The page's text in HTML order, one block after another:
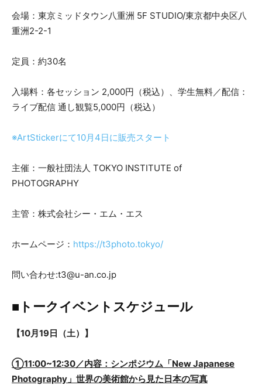
会場：東京ミッドタウン八重洲 5F STUDIO/東京都中央区八
重洲2-2-1
定員：約30名
入場料：各セッション 2,000円（税込）、学生無料／配信：
ライブ配信 通し観覧5,000円（税込）
※ArtStickerにて10月4日に販売スタート
主催：一般社団法人 TOKYO INSTITUTE of
PHOTOGRAPHY
主管：株式会社シー・エム・エス
ホームページ： https://t3photo.tokyo/
問い合わせ:t3@u-an.co.jp
■トークイベントスケジュール
【10月19日（土）】
①11:00~12:30／内容：シンポジウム「New Japanese
Photography」世界の美術館から見た日本の写真